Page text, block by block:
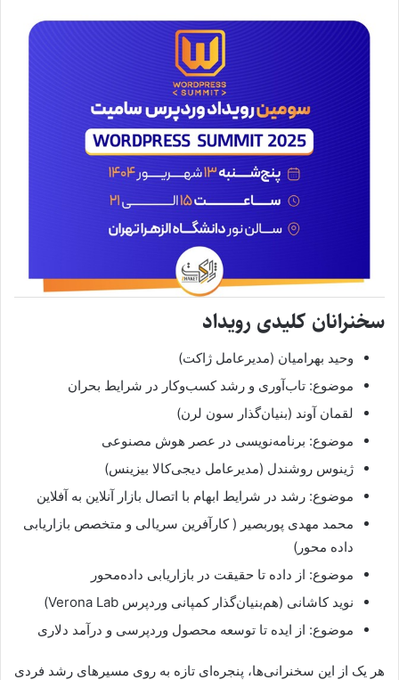
سخنرانان کلیدی رویداد
وحید بهرامیان (مدیرعامل ژاکت)
موضوع: تاب‌آوری و رشد کسب‌وکار در شرایط بحران
لقمان آوند (بنیان‌گذار سون لرن)
موضوع: برنامه‌نویسی در عصر هوش مصنوعی
ژینوس روشندل (مدیرعامل دیجی‌کالا بیزینس)
موضوع: رشد در شرایط ابهام با اتصال بازار آنلاین به آفلاین
محمد مهدی پوربصیر ( کارآفرین سریالی و متخصص بازاریابی
داده محور)
موضوع: از داده تا حقیقت در بازاریابی داده‌محور
نوید کاشانی (هم‌بنیان‌گذار کمپانی وردپرس Verona Lab)
موضوع: از ایده تا توسعه محصول وردپرسی و درآمد دلاری
هر یک از این سخنرانی‌ها، پنجره‌ای تازه به روی مسیرهای رشد فردی